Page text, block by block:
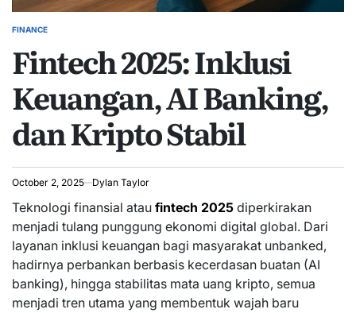
POSTED
FINANCE
Fintech 2025: Inklusi
Keuangan, AI Banking,
dan Kripto Stabil
October 2, 2025 Dylan Taylor
Teknologi finansial atau fintech 2025 diperkirakan
menjadi tulang punggung ekonomi digital global. Dari
layanan inklusi keuangan bagi masyarakat unbanked,
hadirnya perbankan berbasis kecerdasan buatan (AI
banking), hingga stabilitas mata uang kripto, semua
menjadi tren utama yang membentuk wajah baru